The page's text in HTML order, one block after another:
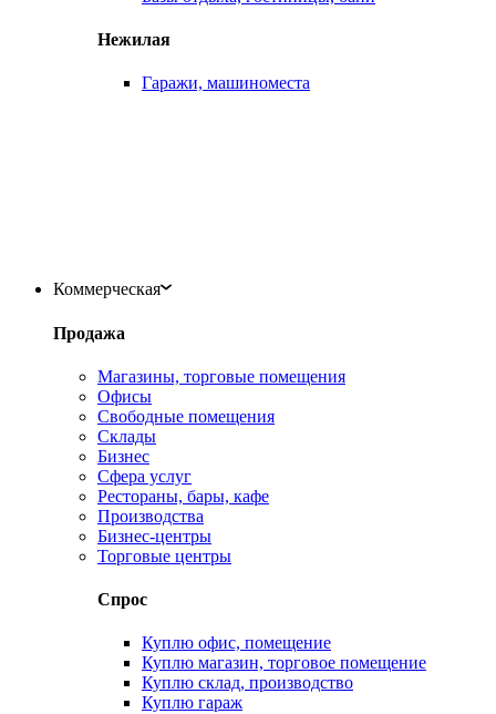
Нежилая
Гаражи, машиноместа
Коммерческая
Продажа
Магазины, торговые помещения
Офисы
Свободные помещения
Склады
Бизнес
Сфера услуг
Рестораны, бары, кафе
Производства
Бизнес-центры
Торговые центры
Спрос
Куплю офис, помещение
Куплю магазин, торговое помещение
Куплю склад, производство
Куплю гараж